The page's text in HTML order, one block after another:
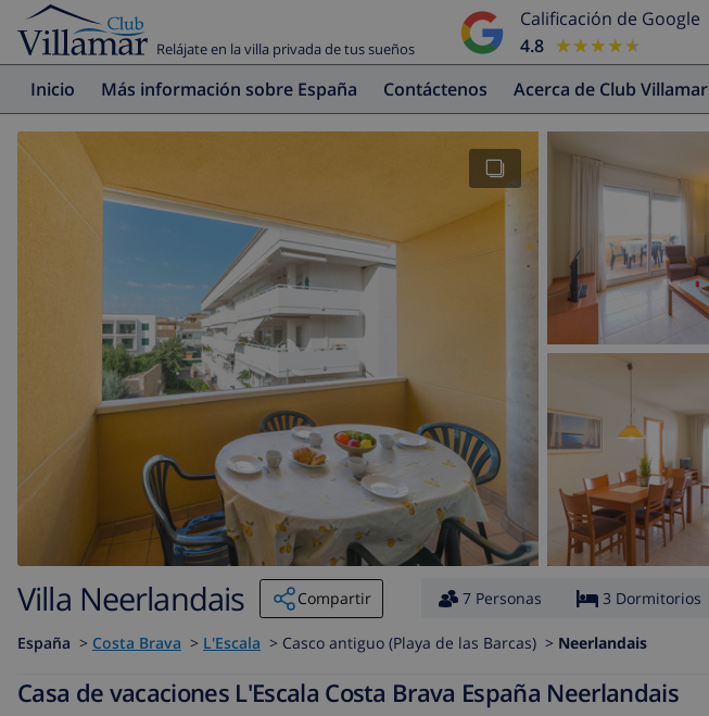
Relájate en la villa privada de tus sueños
Calificación de Google
4.8
★★★★★
★★★★★
Inicio Más información sobre España Contáctenos Acerca de Club Villamar
Villa Neerlandais Compartir 7 Personas 3 Dormitorios
España > Costa Brava > L'Escala > Casco antiguo (Playa de las Barcas) > Neerlandais
Casa de vacaciones L'Escala Costa Brava España Neerlandais